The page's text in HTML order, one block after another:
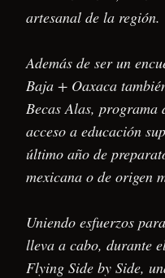
artesanal de la región.
Además de ser un
Baja + Oaxaca
Becas Alas, programa
acceso a educación
último año de
mexicana o de origen
Uniendo esfuerzos
lleva a cabo, durante
Flying Side by Side,